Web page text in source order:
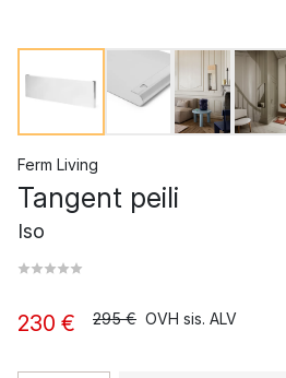
Ferm Living
Tangent peili
Iso
230 € 295 € OVH sis. ALV